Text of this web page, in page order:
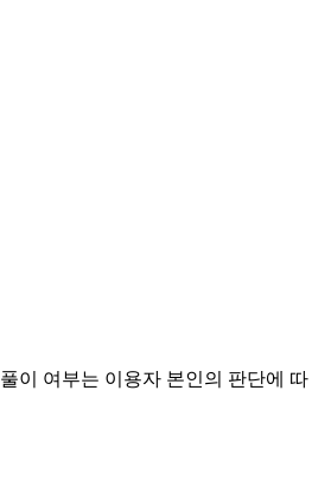
이 여부는 이용자 본인의 판단에 따